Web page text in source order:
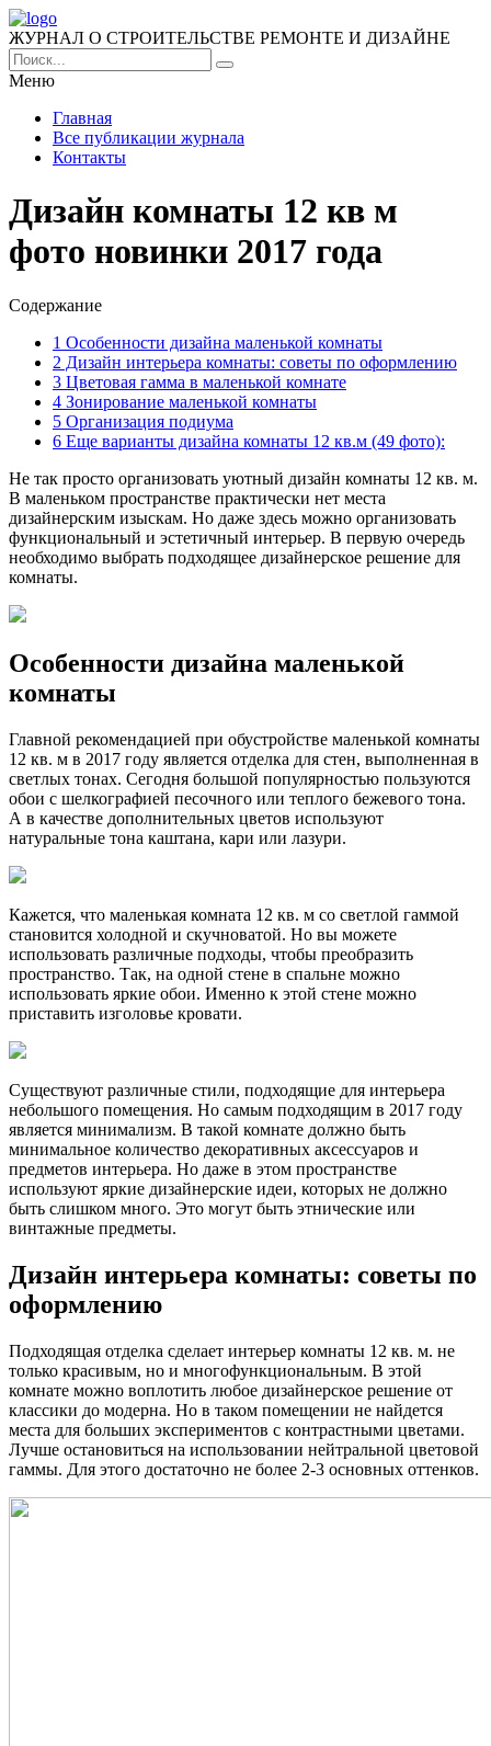
ЖУРНАЛ О СТРОИТЕЛЬСТВЕ РЕМОНТЕ И ДИЗАЙНЕ
Меню
Главная
Все публикации журнала
Контакты
Дизайн комнаты 12 кв м
фото новинки 2017 года
Содержание
1 Особенности дизайна маленькой комнаты
2 Дизайн интерьера комнаты: советы по оформлению
3 Цветовая гамма в маленькой комнате
4 Зонирование маленькой комнаты
5 Организация подиума
6 Еще варианты дизайна комнаты 12 кв.м (49 фото):
Не так просто организовать уютный дизайн комнаты 12 кв. м.
В маленьком пространстве практически нет места
дизайнерским изыскам. Но даже здесь можно организовать
функциональный и эстетичный интерьер. В первую очередь
необходимо выбрать подходящее дизайнерское решение для
комнаты.
Особенности дизайна маленькой
комнаты
Главной рекомендацией при обустройстве маленькой комнаты
12 кв. м в 2017 году является отделка для стен, выполненная в
светлых тонах. Сегодня большой популярностью пользуются
обои с шелкографией песочного или теплого бежевого тона.
А в качестве дополнительных цветов используют
натуральные тона каштана, кари или лазури.
Кажется, что маленькая комната 12 кв. м со светлой гаммой
становится холодной и скучноватой. Но вы можете
использовать различные подходы, чтобы преобразить
пространство. Так, на одной стене в спальне можно
использовать яркие обои. Именно к этой стене можно
приставить изголовье кровати.
Существуют различные стили, подходящие для интерьера
небольшого помещения. Но самым подходящим в 2017 году
является минимализм. В такой комнате должно быть
минимальное количество декоративных аксессуаров и
предметов интерьера. Но даже в этом пространстве
используют яркие дизайнерские идеи, которых не должно
быть слишком много. Это могут быть этнические или
винтажные предметы.
Дизайн интерьера комнаты: советы по
оформлению
Подходящая отделка сделает интерьер комнаты 12 кв. м. не
только красивым, но и многофункциональным. В этой
комнате можно воплотить любое дизайнерское решение от
классики до модерна. Но в таком помещении не найдется
места для больших экспериментов с контрастными цветами.
Лучше остановиться на использовании нейтральной цветовой
гаммы. Для этого достаточно не более 2-3 основных оттенков.